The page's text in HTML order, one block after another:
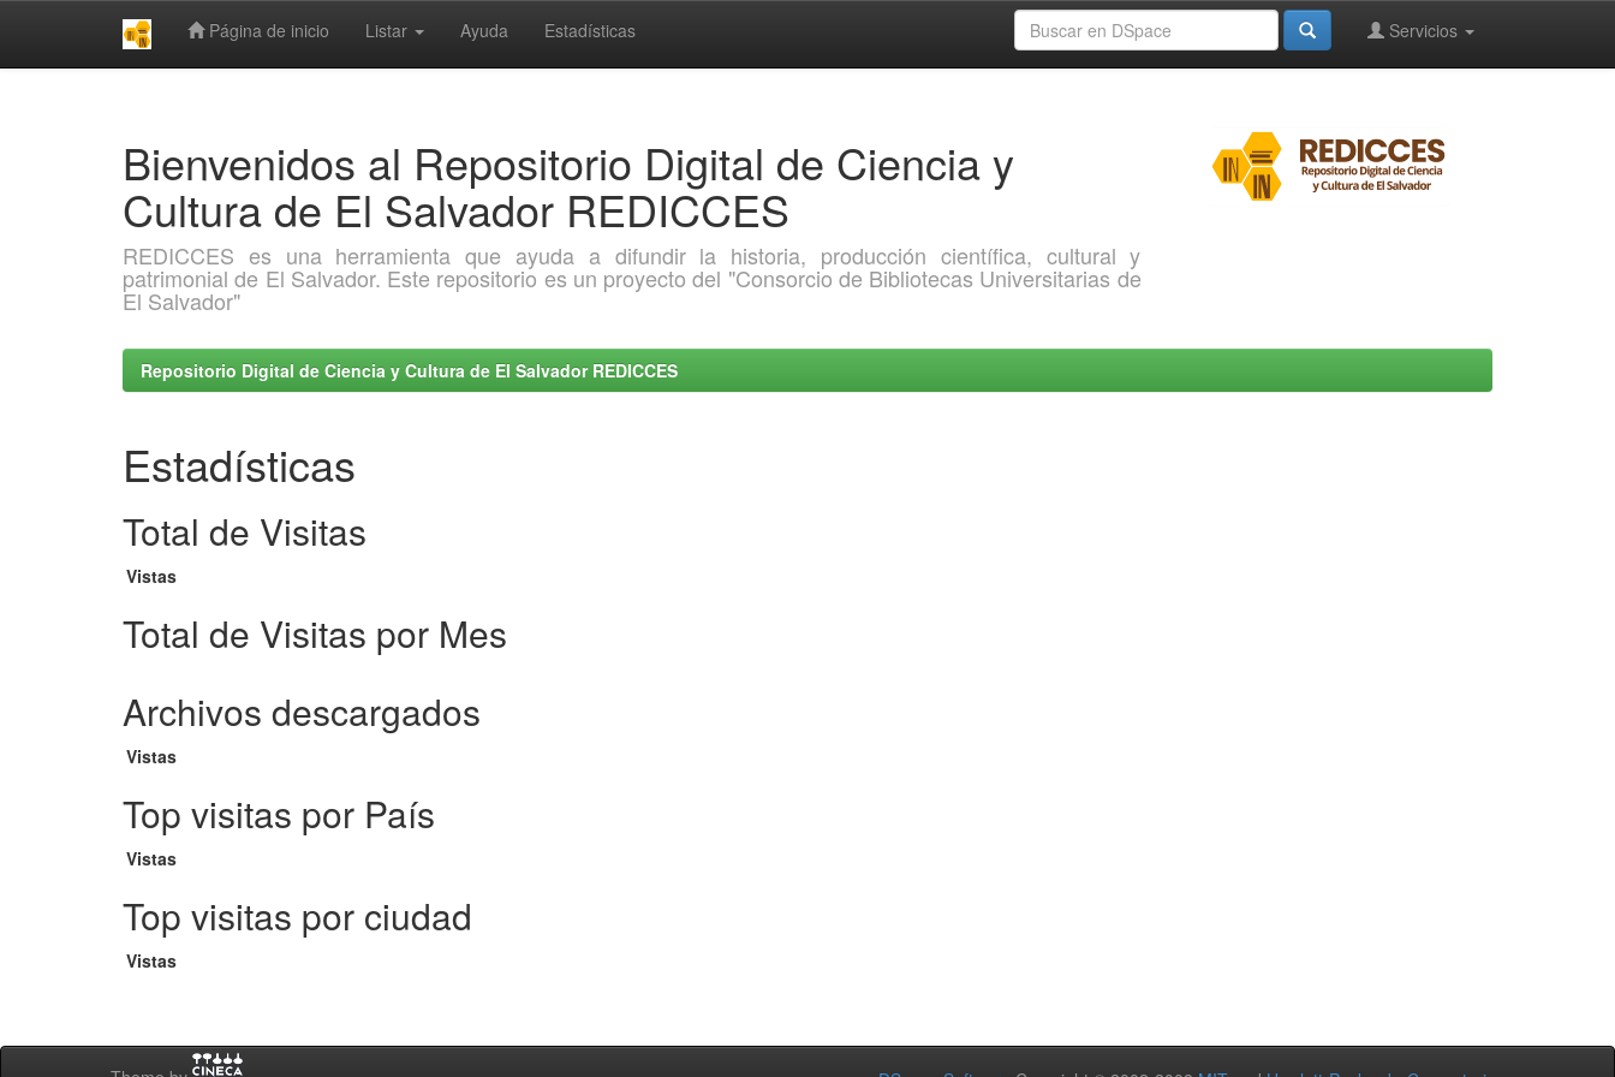
Página de inicio Listar Ayuda Estadísticas Servicios
Bienvenidos al Repositorio Digital de Ciencia y
Cultura de El Salvador REDICCES
REDICCES es una herramienta que ayuda a difundir la historia, producción científica, cultural y
patrimonial de El Salvador. Este repositorio es un proyecto del "Consorcio de Bibliotecas Universitarias de
El Salvador"
Repositorio Digital de Ciencia y Cultura de El Salvador REDICCES
Estadísticas
Total de Visitas
Vistas
Total de Visitas por Mes
Archivos descargados
Vistas
Top visitas por País
Vistas
Top visitas por ciudad
Vistas